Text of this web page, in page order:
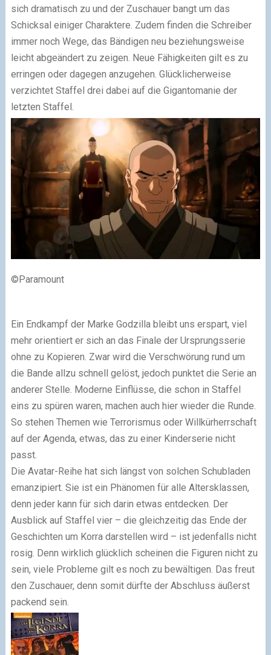
sich dramatisch zu und der Zuschauer bangt um das
Schicksal einiger Charaktere. Zudem finden die Schreiber
immer noch Wege, das Bändigen neu beziehungsweise
leicht abgeändert zu zeigen. Neue Fähigkeiten gilt es zu
erringen oder dagegen anzugehen. Glücklicherweise
verzichtet Staffel drei dabei auf die Gigantomanie der
letzten Staffel.
©Paramount
Ein Endkampf der Marke Godzilla bleibt uns erspart, viel
mehr orientiert er sich an das Finale der Ursprungsserie
ohne zu Kopieren. Zwar wird die Verschwörung rund um
die Bande allzu schnell gelöst, jedoch punktet die Serie an
anderer Stelle. Moderne Einflüsse, die schon in Staffel
eins zu spüren waren, machen auch hier wieder die Runde.
So stehen Themen wie Terrorismus oder Willkürherrschaft
auf der Agenda, etwas, das zu einer Kinderserie nicht
passt.
Die Avatar-Reihe hat sich längst von solchen Schubladen
emanzipiert. Sie ist ein Phänomen für alle Altersklassen,
denn jeder kann für sich darin etwas entdecken. Der
Ausblick auf Staffel vier – die gleichzeitig das Ende der
Geschichten um Korra darstellen wird – ist jedenfalls nicht
rosig. Denn wirklich glücklich scheinen die Figuren nicht zu
sein, viele Probleme gilt es noch zu bewältigen. Das freut
den Zuschauer, denn somit dürfte der Abschluss äußerst
packend sein.